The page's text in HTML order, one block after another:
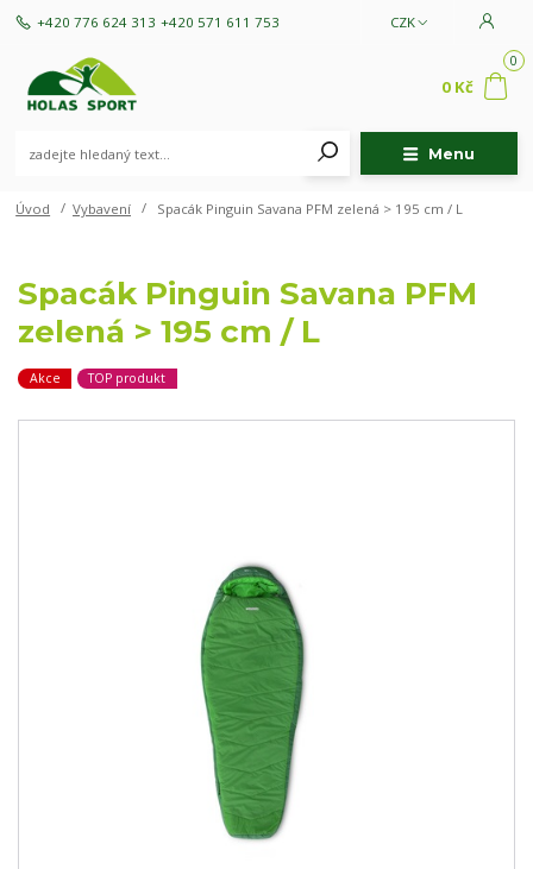
Menu
CZK
+420 776 624 313 +420 571 611 753
0
0 Kč
Úvod Vybavení Spacák Pinguin Savana PFM zelená > 195 cm / L
Spacák Pinguin Savana PFM
zelená > 195 cm / L
Akce TOP produkt